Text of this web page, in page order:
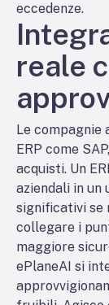
eccedenze.
reale
Le compagnie
ERP come
acquisti. Un
aziendali in un
significativi se
collegare i
maggiore
ePlaneAI si